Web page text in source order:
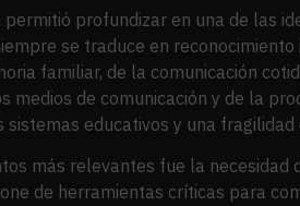
permitió profundizar en una de las
se traduce en
familiar, de la comunicación
medios de comunicación y de la
sistemas educativos y una
más relevantes fue la
de herramientas críticas para